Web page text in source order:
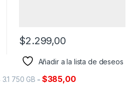
$2.299,00
Añadir a la lista de deseos
750 GB - $385,00